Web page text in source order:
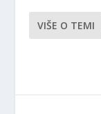
VIŠE O TEMI